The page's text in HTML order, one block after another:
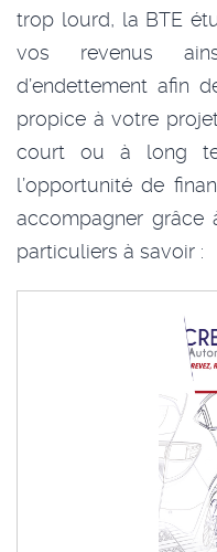
trop lourd, la BTE
vos revenus
d’endettement afin
propice à votre
court ou à long
l’opportunité de
accompagner grâce
particuliers à savoir :